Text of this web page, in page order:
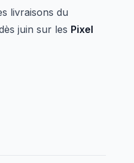
livraisons du
juin sur les Pixel